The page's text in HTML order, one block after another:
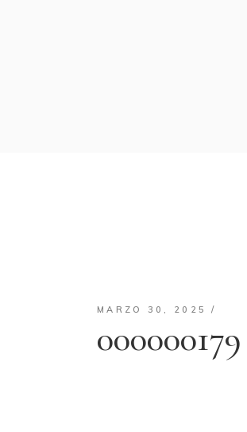
MARZO 30, 2025
000000179